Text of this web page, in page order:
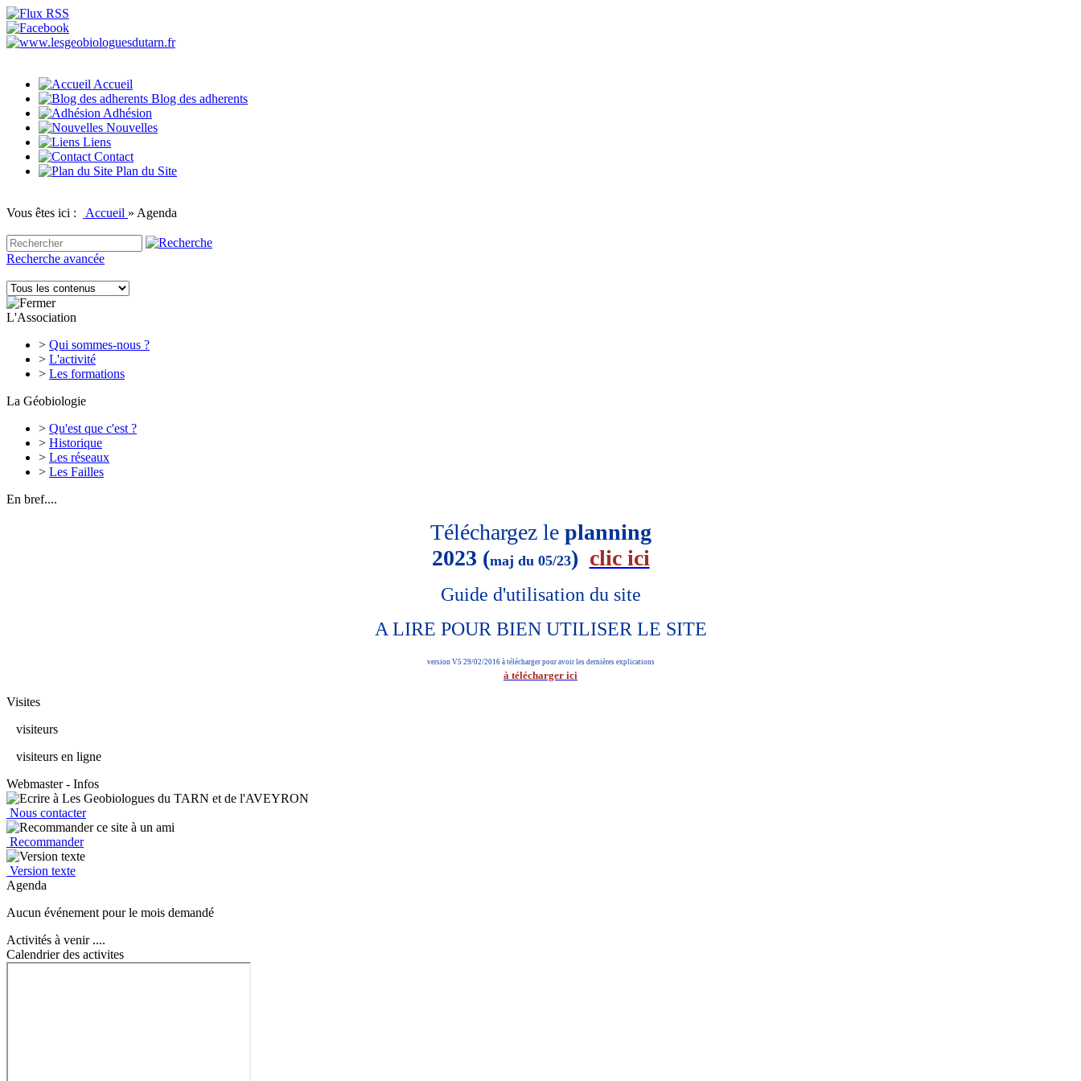
Accueil
Blog des adherents
Adhésion
Nouvelles
Liens
Contact
Plan du Site
Vous êtes ici : Accueil » Agenda
Recherche avancée
L'Association
> Qui sommes-nous ?
> L'activité
> Les formations
La Géobiologie
> Qu'est que c'est ?
> Historique
> Les réseaux
> Les Failles
En bref....
Téléchargez le planning
2023 (maj du 05/23) clic ici
Guide d'utilisation du site
A LIRE POUR BIEN UTILISER LE SITE
version V5 29/02/2016 à télécharger pour avoir les dernières explications
à télécharger ici
Visites
visiteurs
visiteurs en ligne
Webmaster - Infos
Nous contacter
Recommander
Version texte
Agenda
Aucun événement pour le mois demandé
Activités à venir ....
Calendrier des activites